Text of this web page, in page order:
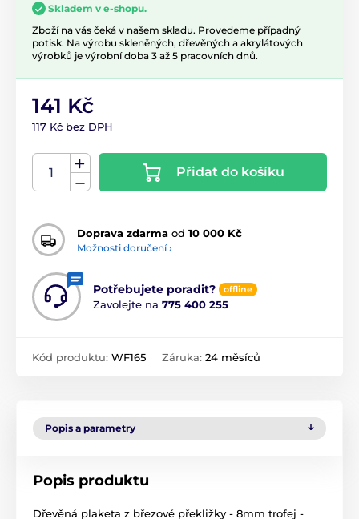
Skladem v e-shopu.
Zboží na vás čeká v našem skladu. Provedeme případný
potisk. Na výrobu skleněných, dřevěných a akrylátových
výrobků je výrobní doba 3 až 5 pracovních dnů.
141 Kč
117 Kč bez DPH
Přidat do košíku
Doprava zdarma od 10 000 Kč
Možnosti doručení ›
Potřebujete poradit? offline
Zavolejte na 775 400 255
Kód produktu: WF165 Záruka: 24 měsíců
Popis a parametry
Popis produktu
Dřevěná plaketa z březové překližky - 8mm trofej -